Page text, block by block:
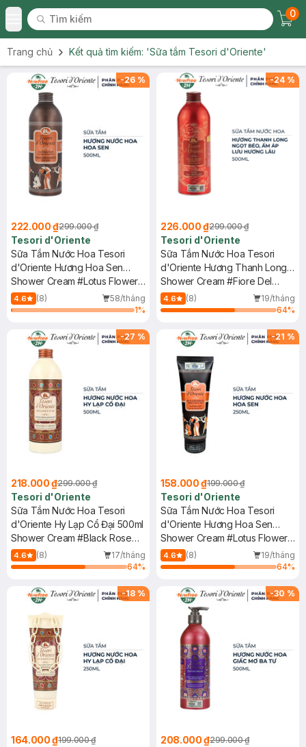
Toggle Menu
Tìm kiếm
Tìm kiếm
0
Trang chủ Kết quả tìm kiếm: 'Sữa tắm Tesori d'Oriente'
-26 %
222.000 ₫299.000 ₫
Tesori d'Oriente
Sữa Tắm Nước Hoa Tesori
d'Oriente Hương Hoa Sen
500ml
Shower Cream #Lotus Flower
And Shea Butter
4.6 (8)
58/tháng
1%
-24 %
226.000 ₫299.000 ₫
Tesori d'Oriente
Sữa Tắm Nước Hoa Tesori
d'Oriente Hương Thanh Long
500ml
Shower Cream #Fiore Del
Dragone
4.6 (8)
19/tháng
64%
-27 %
218.000 ₫299.000 ₫
Tesori d'Oriente
Sữa Tắm Nước Hoa Tesori
d'Oriente Hy Lạp Cổ Đại 500ml
Shower Cream #Black Rose
And Labdanum
4.6 (8)
17/tháng
64%
-21 %
158.000 ₫199.000 ₫
Tesori d'Oriente
Sữa Tắm Nước Hoa Tesori
d'Oriente Hương Hoa Sen
250ml
Shower Cream #Lotus Flower
And Shea Butter
4.6 (8)
19/tháng
64%
-18 %
164.000 ₫199.000 ₫
-30 %
208.000 ₫299.000 ₫